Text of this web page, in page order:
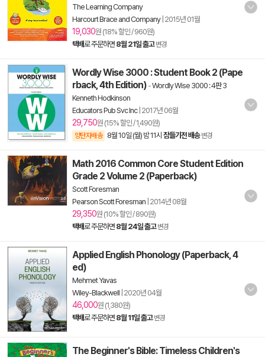
The Learning Company
Harcourt Brace and Company| 2015년 01월
19,030원 (18% 할인 / 960원)
택배로 주문하면 8월 21일 출고 변경
Wordly Wise 3000 : Student Book 2 (Pape
rback, 4th Edition) -Wordly Wise 3000 : 4판 3
Kenneth Hodkinson
Educators Pub Svc Inc 2017년 06월
29,750원 (15% 할인 / 1,490원)
양탄자배송 8월 10일 (월) 밤 11시 잠들기전 배송 변경
Math 2016 Common Core Student Edition
Grade 2 Volume 2 (Paperback)
Scott Foresman
Pearson Scott Foresman 2014년 08월
29,350원 (10% 할인 / 890원)
택배로 주문하면 8월 24일 출고 변경
Applied English Phonology (Paperback, 4
ed)
Mehmet Yavas
Wiley-Blackwell 2020년 04월
46,000원 (1,380원)
택배로 주문하면 8월 11일 출고 변경
The Beginner's Bible: Timeless Children's